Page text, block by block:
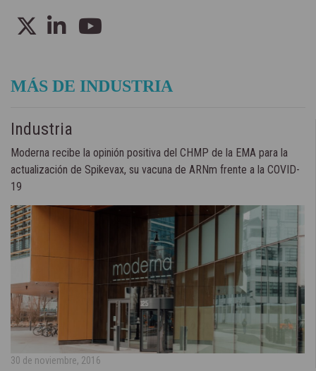
MÁS DE INDUSTRIA
Industria
Moderna recibe la opinión positiva del CHMP de la EMA para la
actualización de Spikevax, su vacuna de ARNm frente a la COVID-
19
30 de noviembre, 2016